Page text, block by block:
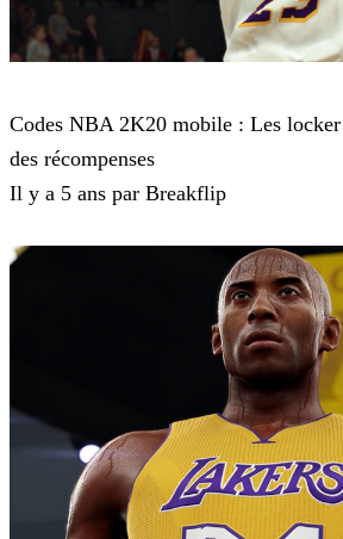
Codes NBA 2K20 mobile : Les locker
des récompenses
Il y a 5 ans par Breakflip